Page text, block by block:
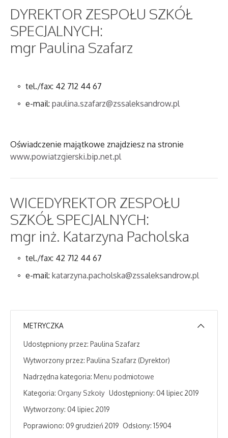
DYREKTOR ZESPOŁU SZKÓŁ
SPECJALNYCH:
mgr Paulina Szafarz
tel./fax: 42 712 44 67
e-mail: paulina.szafarz@zssaleksandrow.pl
Oświadczenie majątkowe znajdziesz na stronie
www.powiatzgierski.bip.net.pl
WICEDYREKTOR ZESPOŁU
SZKÓŁ SPECJALNYCH:
mgr inż. Katarzyna Pacholska
tel./fax: 42 712 44 67
e-mail: katarzyna.pacholska@zssaleksandrow.pl
METRYCZKA
Udostępniony przez: Paulina Szafarz
Wytworzony przez: Paulina Szafarz (Dyrektor)
Nadrzędna kategoria: Menu podmiotowe
Kategoria: Organy Szkoły Udostępniony: 04 lipiec 2019
Wytworzony: 04 lipiec 2019
Poprawiono: 09 grudzień 2019 Odsłony: 15904